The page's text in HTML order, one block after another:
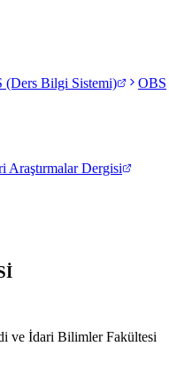
(Ders Bilgi Sistemi)
OBS
Araştırmalar Dergisi
ve İdari Bilimler Fakültesi